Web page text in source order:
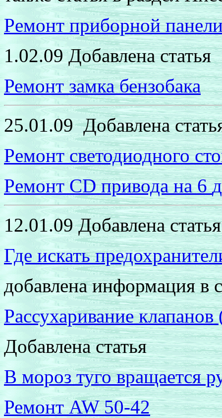
Ремонт приборной
1.02.09 Добавлена статья
Ремонт замка бензобака
25.01.09Добавлена
Ремонт светодиодного
РемонтCDпривода на6
12.01.09 Добавлена
Где искать
добавлена информация в
Рассухаривание
Добавлена статья
В мороз туго вращается
РемонтAW 50-42